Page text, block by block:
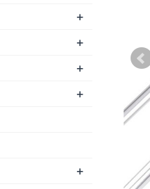
+
+
+
+
+